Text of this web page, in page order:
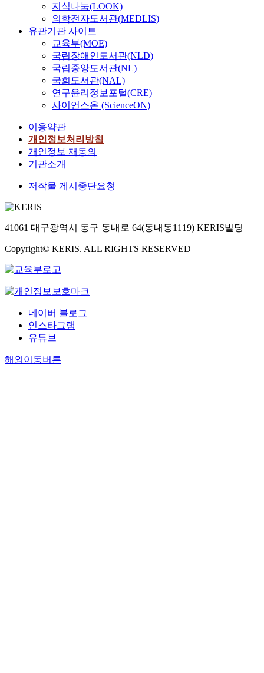
지식나눔(LOOK)
의학전자도서관(MEDLIS)
유관기관 사이트
교육부(MOE)
국립장애인도서관(NLD)
국립중앙도서관(NL)
국회도서관(NAL)
연구윤리정보포털(CRE)
사이언스온 (ScienceON)
이용약관
개인정보처리방침
개인정보 재동의
기관소개
저작물 게시중단요청
41061 대구광역시 동구 동내로 64(동내동1119) KERIS빌딩
Copyright© KERIS. ALL RIGHTS RESERVED
네이버 블로그
인스타그램
유튜브
해외이동버튼